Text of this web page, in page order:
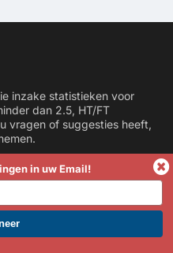
inzake statistieken voor
dan 2.5, HT/FT
vragen of suggesties heeft,
PROFITEER NU!
in uw Email!